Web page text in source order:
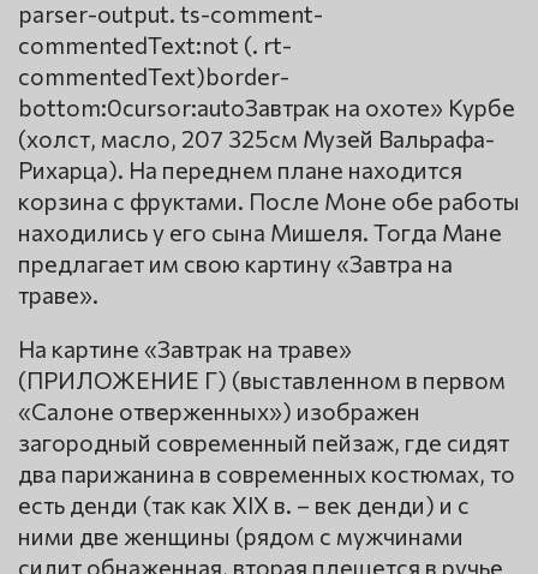
parser-output. ts-comment-
commentedText:not (. rt-
commentedText)border-
bottom:0cursor:autoЗавтрак на охоте» Курбе
(холст, масло, 207 325см Музей Вальрафа-
Рихарца). На переднем плане находится
корзина с фруктами. После Моне обе работы
находились у его сына Мишеля. Тогда Мане
предлагает им свою картину «Завтра на
траве».
На картине «Завтрак на траве»
(ПРИЛОЖЕНИЕ Г) (выставленном в первом
«Салоне отверженных») изображен
загородный современный пейзаж, где сидят
два парижанина в современных костюмах, то
есть денди (так как XIX в. – век денди) и с
ними две женщины (рядом с мужчинами
сидит обнаженная, вторая плещется в ручье